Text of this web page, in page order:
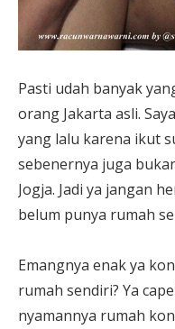
Pasti udah banyak
orang Jakarta asli.
yang lalu karena ikut
sebenernya juga
Jogja. Jadi ya jangan
belum punya rumah
Emangnya enak ya
rumah sendiri? Ya
nyamannya rumah